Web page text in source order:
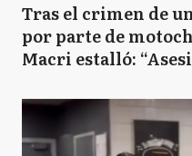
Tras el crimen de
por parte de
Macri estalló: